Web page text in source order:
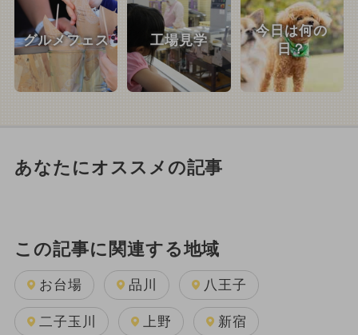
グルメフェス 工場見学
今日は何の
日？
あなたにオススメの記事
この記事に関連する地域
お台場 品川 八王子
二子玉川 上野 新宿